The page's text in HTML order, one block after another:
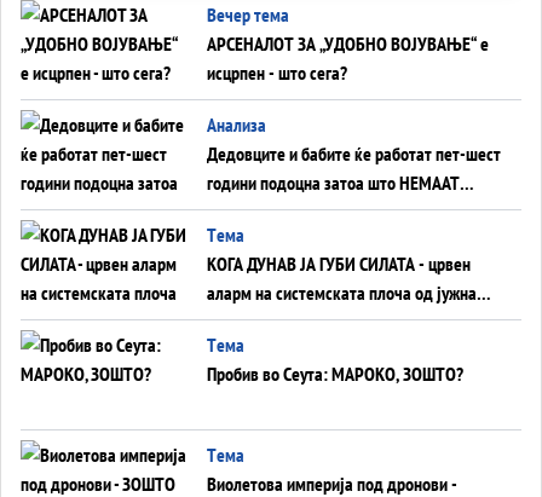
Вечер тема
АРСЕНАЛОТ ЗА „УДОБНО ВОЈУВАЊЕ“ е
исцрпен - што сега?
Анализа
Дедовците и бабите ќе работат пет-шест
години подоцна затоа што НЕМААТ
ВНУЦИ ДА ГИ ЗАМЕНАТ
Tема
КОГА ДУНАВ ЈА ГУБИ СИЛАТА - црвен
аларм на системската плоча од јужна
Германија до Црното Море...
Tема
Пробив во Сеута: МАРОКО, ЗОШТО?
Tема
Виолетова империја под дронови -